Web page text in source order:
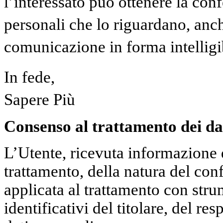
personali che lo riguardano,
comunicazione in forma
In fede,
Sapere Più
Consenso al trattamento dei
L’Utente, ricevuta
trattamento, della natura del
applicata al trattamento con
identificativi del titolare, del